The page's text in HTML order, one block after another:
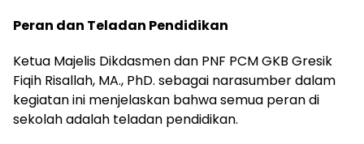
Peran dan Teladan Pendidikan
Ketua Majelis Dikdasmen dan PNF PCM GKB Gresik
Fiqih Risallah, MA., PhD. sebagai narasumber dalam
kegiatan ini menjelaskan bahwa semua peran di
sekolah adalah teladan pendidikan.